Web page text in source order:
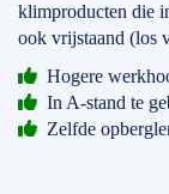
klimproducten die
ook vrijstaand (los
Hogere
In A-stand te
Zelfde